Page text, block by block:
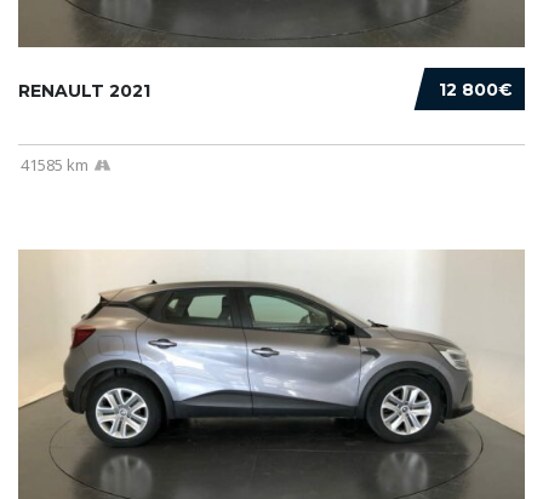
12 800€
RENAULT 2021
41585 km